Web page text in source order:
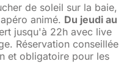
de soleil sur la baie,
animé. Du jeudi au
jusqu'à 22h avec live
Réservation conseillée
et obligatoire pour les